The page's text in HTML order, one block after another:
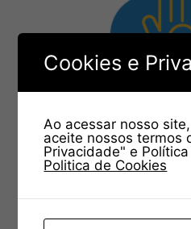
Cookies e
Ao acessar nosso
aceite nossos termos
Privacidade" e
Politica de Cookies